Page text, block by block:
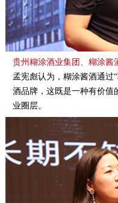
贵州糊涂酒业集团、糊涂酱
孟宪彪认为，糊涂酱酒通过
酒品牌，这既是一种有价值
业圈层。